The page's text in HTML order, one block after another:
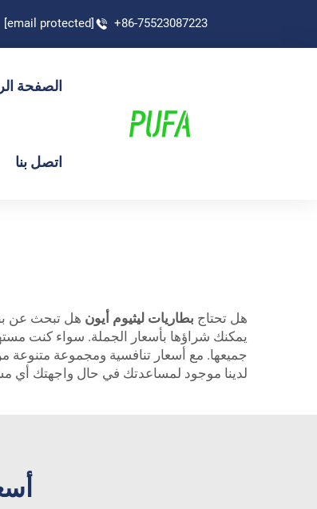
+86-75523087223
[email protected]
الصفحة
اتصل بنا
هل تحتاج بطاريات ليثيوم أيون
جميعها. مع أسعار تنافسية ومجموعة متنوعة
لدينا موجود لمساعدتك في حال واجهتك أي